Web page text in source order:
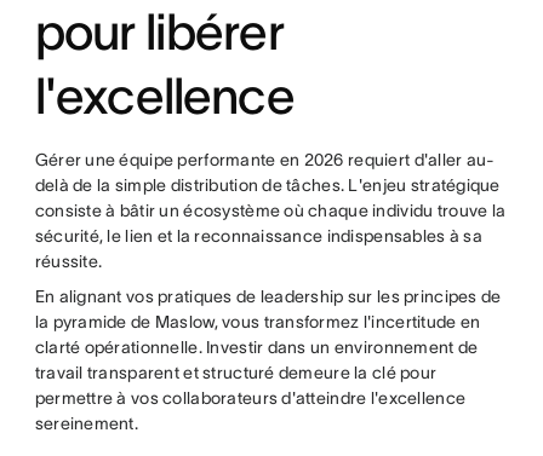
pour libérer
l'excellence
Gérer une équipe performante en 2026 requiert d'aller au-
delà de la simple distribution de tâches. L'enjeu stratégique
consiste à bâtir un écosystème où chaque individu trouve la
sécurité, le lien et la reconnaissance indispensables à sa
réussite.
En alignant vos pratiques de leadership sur les principes de
la pyramide de Maslow, vous transformez l'incertitude en
clarté opérationnelle. Investir dans un environnement de
travail transparent et structuré demeure la clé pour
permettre à vos collaborateurs d'atteindre l'excellence
sereinement.